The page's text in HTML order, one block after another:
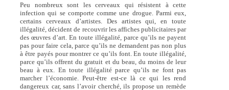
Peu nombreux sont les cerveaux qui résistent à cette
infection qui se comporte comme une drogue. Parmi eux,
certains cerveaux d’artistes. Des artistes qui, en toute
illégalité, décident de recouvrir les affiches publicitaires par
des œuvres d’art. En toute illégalité, parce qu’ils ne payent
pas pour faire cela, parce qu’ils ne demandent pas non plus
à être payés pour montrer ce qu’ils font. En toute illégalité,
parce qu’ils offrent du gratuit et du beau, du moins de leur
beau à eux. En toute illégalité parce qu’ils ne font pas
marcher l’économie. Peut-être est-ce là ce qui les rend
dangereux car, sans l’avoir cherché, ils propose un remède